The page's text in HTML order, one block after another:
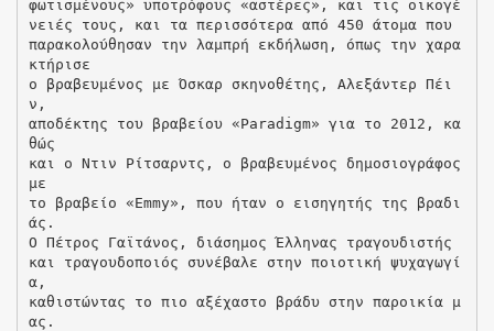
φωτισμένους» υποτρόφους «αστέρες», και τις οικογέ
νειές τους, και τα περισσότερα από 450 άτομα που
παρακολούθησαν την λαμπρή εκδήλωση, όπως την χαρα
κτήρισε
ο βραβευμένος με Όσκαρ σκηνοθέτης, Αλεξάντερ Πέι
ν,
αποδέκτης του βραβείου «Paradigm» για το 2012, κα
θώς
και ο Ντιν Ρίτσαρντς, ο βραβευμένος δημοσιογράφος
με
το βραβείο «Emmy», που ήταν ο εισηγητής της βραδι
άς.
Ο Πέτρος Γαϊτάνος, διάσημος Έλληνας τραγουδιστής
και τραγουδοποιός συνέβαλε στην ποιοτική ψυχαγωγί
α,
καθιστώντας το πιο αξέχαστο βράδυ στην παροικία μ
ας.